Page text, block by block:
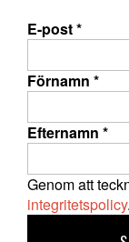
E-post*
Förnamn *
Efternamn *
Genom att
integritetspolicy.